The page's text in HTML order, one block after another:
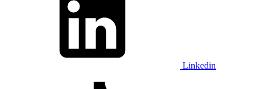
Linkedin